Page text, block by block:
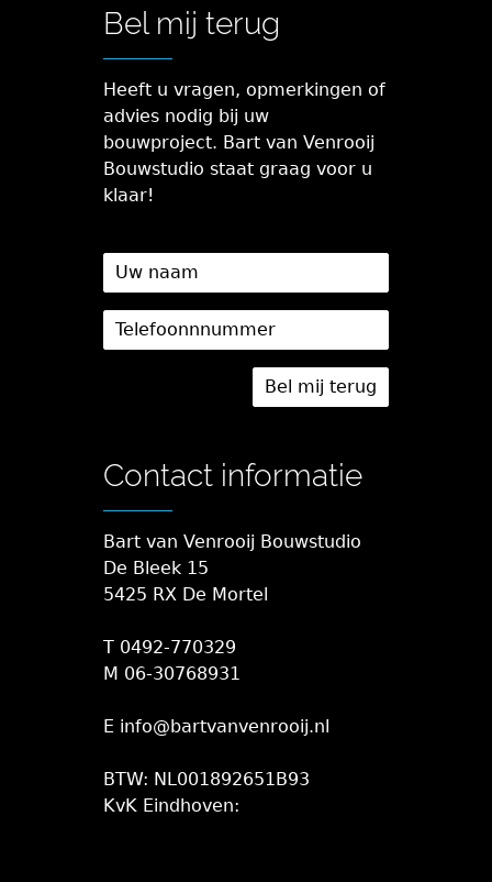
Bel mij terug
Heeft u vragen, opmerkingen of
advies nodig bij uw
bouwproject. Bart van Venrooij
Bouwstudio staat graag voor u
klaar!
Contact informatie
Bart van Venrooij Bouwstudio
De Bleek 15
5425 RX De Mortel
T 0492-770329
M 06-30768931
E info@bartvanvenrooij.nl
BTW: NL001892651B93
KvK Eindhoven: